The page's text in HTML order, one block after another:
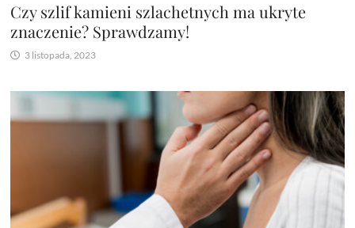
Czy szlif kamieni szlachetnych ma ukryte
znaczenie? Sprawdzamy!
3 listopada, 2023